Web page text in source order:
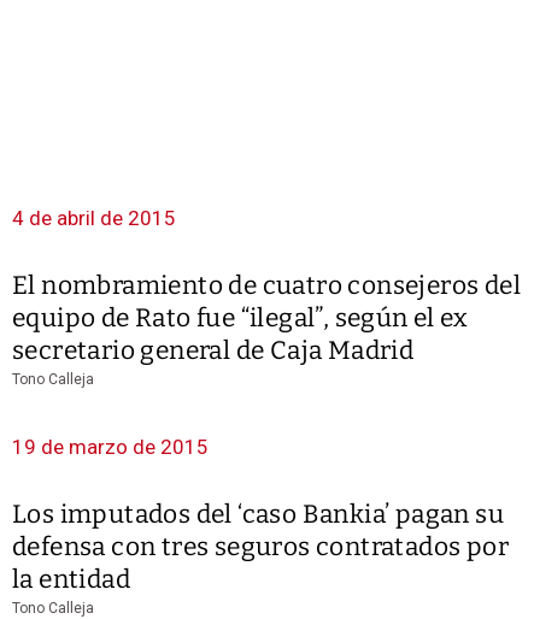
4 de abril de 2015
El nombramiento de cuatro consejeros del
equipo de Rato fue “ilegal”, según el ex
secretario general de Caja Madrid
Tono Calleja
19 de marzo de 2015
Los imputados del ‘caso Bankia’ pagan su
defensa con tres seguros contratados por
la entidad
Tono Calleja